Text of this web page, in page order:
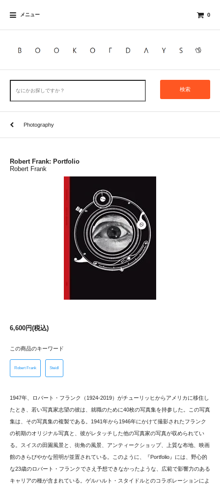
メニュー 0
検索
Photography
Robert Frank: Portfolio
Robert Frank
6,600円(税込)
この商品のキーワード
Robert Frank Steidl
1947年、ロバート・フランク（1924-2019）がチューリッヒからアメリカに移住し
たとき、若い写真家志望の彼は、就職のために40枚の写真集を持参した。この写真
集は、その写真集の複製である。1941年から1946年にかけて撮影されたフランク
の初期のオリジナル写真と、彼がレタッチした他の写真家の写真が収められてい
る。スイスの田園風景と、街角の風景、アンティークショップ、上質な布地、映画
館のきらびやかな照明が並置されている。このように、『Portfolio』には、野心的
な23歳のロバート・フランクでさえ予想できなかったような、広範で影響力のある
キャリアの種が含まれている。ゲルハルト・スタイドルとのコラボレーションによ